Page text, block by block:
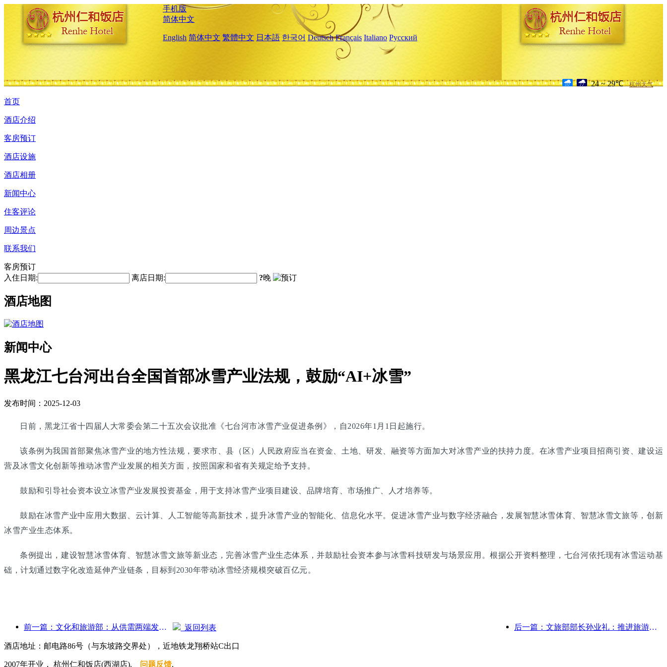
手机版
简体中文
English 简体中文 繁體中文 日本語 한국어 Deutsch Français Italiano Русский
24 ~ 29℃ 杭州天气
首页
酒店介绍
客房预订
酒店设施
酒店相册
新闻中心
住客评论
周边景点
联系我们
客房预订
入住日期:
离店日期: ?晚
酒店地图
新闻中心
黑龙江七台河出台全国首部冰雪产业法规，鼓励“AI+冰雪”
发布时间：2025-12-03
日前，黑龙江省十四届人大常委会第二十五次会议批准《七台河市冰雪产业促进条例》，自2026年1月1日起施行。
该条例为我国首部聚焦冰雪产业的地方性法规，要求市、县（区）人民政府应当在资金、土地、研发、融资等方面加大对冰雪产业的扶持力度。在冰雪产业项目招商引资、建设运
营及冰雪文化创新等推动冰雪产业发展的相关方面，按照国家和省有关规定给予支持。
鼓励和引导社会资本设立冰雪产业发展投资基金，用于支持冰雪产业项目建设、品牌培育、市场推广、人才培养等。
鼓励在冰雪产业中应用大数据、云计算、人工智能等高新技术，提升冰雪产业的智能化、信息化水平。促进冰雪产业与数字经济融合，发展智慧冰雪体育、智慧冰雪文旅等，创新
冰雪产业生态体系。
条例提出，建设智慧冰雪体育、智慧冰雪文旅等新业态，完善冰雪产业生态体系，并鼓励社会资本参与冰雪科技研发与场景应用。根据公开资料整理，七台河依托现有冰雪运动基
础，计划通过数字化改造延伸产业链条，目标到2030年带动冰雪经济规模突破百亿元。
前一篇：文化和旅游部：从供需两端发力，引导文旅消费活动出行 后一篇：文旅部部长孙业礼：推进旅游强国建设，丰富高品质旅游产品供给
返回列表
酒店地址：邮电路86号（与东坡路交界处），近地铁龙翔桥站C出口
2007年开业， 杭州仁和饭店(西湖店). 问题反馈.